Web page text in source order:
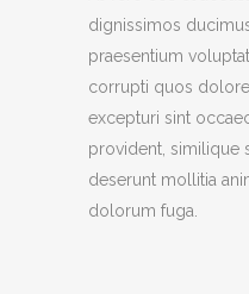
dignissimos
praesentium
corrupti quos
excepturi sint
provident, similique
deserunt mollitia
dolorum fuga.